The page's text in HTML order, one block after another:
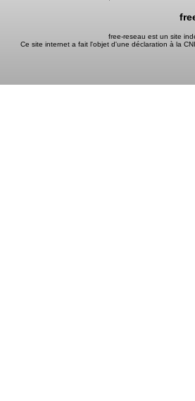
free-reseau est un site
Ce site internet a fait l'objet d'une déclaration à la